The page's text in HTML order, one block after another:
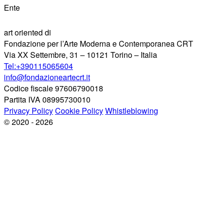
Ente
art oriented di
Fondazione per l’Arte Moderna e Contemporanea CRT
Via XX Settembre, 31 – 10121 Torino – Italia
Tel:+390115065604
info@fondazioneartecrt.it
Codice fiscale 97606790018
Partita IVA 08995730010
Privacy PolicyCookie PolicyWhistleblowing
© 2020 - 2026